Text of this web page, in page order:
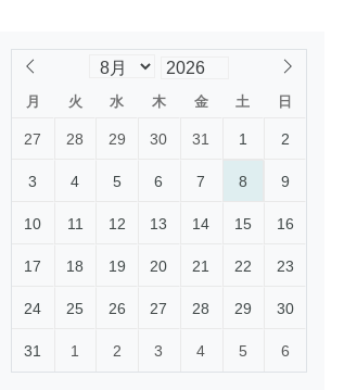
月 火 水 木 金 土 日
27 28 29 30 31 1 2
3 4 5 6 7 8 9
10 11 12 13 14 15 16
17 18 19 20 21 22 23
24 25 26 27 28 29 30
31 1 2 3 4 5 6